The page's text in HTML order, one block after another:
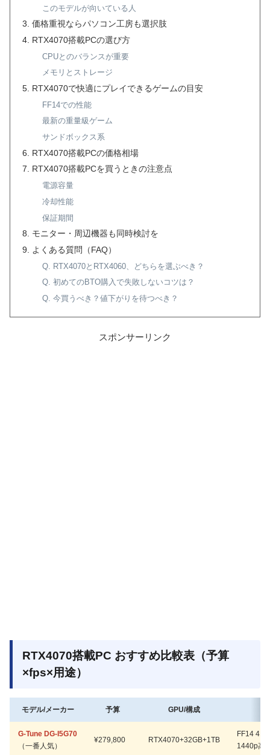
このモデルが向いている人
価格重視ならパソコン工房も選択肢
RTX4070搭載PCの選び方
CPUとのバランスが重要
メモリとストレージ
RTX4070で快適にプレイできるゲームの目安
FF14での性能
最新の重量級ゲーム
サンドボックス系
RTX4070搭載PCの価格相場
RTX4070搭載PCを買うときの注意点
電源容量
冷却性能
保証期間
モニター・周辺機器も同時検討を
よくある質問（FAQ）
Q. RTX4070とRTX4060、どちらを選ぶべき？
Q. 初めてのBTO購入で失敗しないコツは？
Q. 今買うべき？値下がりを待つべき？
スポンサーリンク
RTX4070搭載PC おすすめ比較表（予算
×fps×用途）
モデル/メーカー 予算 GPU/構成
G-Tune DG-I5G70
（一番人気）
¥279,800 RTX4070+32GB+1TB
FF14 4K/
1440p高